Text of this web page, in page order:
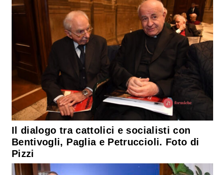
Il dialogo tra cattolici e socialisti con
Bentivogli, Paglia e Petruccioli. Foto di
Pizzi